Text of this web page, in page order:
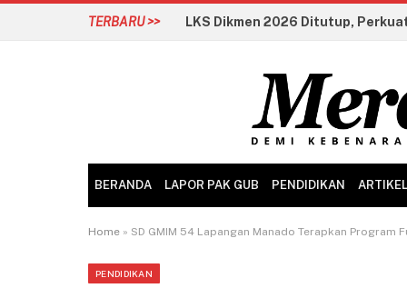
TERBARU >>
BERANDA LAPOR PAK GUB PENDIDIKAN ARTIKEL
Home » SD GMIM 54 Lapangan Manado Terapkan Program
PENDIDIKAN